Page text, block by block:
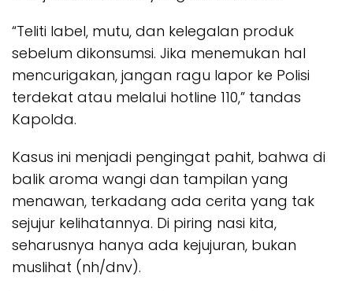
“Teliti label, mutu, dan kelegalan produk
sebelum dikonsumsi. Jika menemukan hal
mencurigakan, jangan ragu lapor ke Polisi
terdekat atau melalui hotline 110,” tandas
Kapolda.
Kasus ini menjadi pengingat pahit, bahwa di
balik aroma wangi dan tampilan yang
menawan, terkadang ada cerita yang tak
sejujur kelihatannya. Di piring nasi kita,
seharusnya hanya ada kejujuran, bukan
muslihat (nh/dnv).